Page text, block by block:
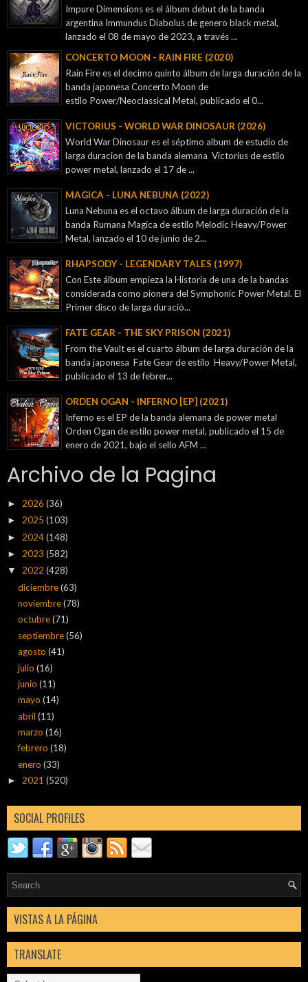
Impure Dimensions es el álbum debut de la banda
argentina Immundus Diabolus de genero black metal,
lanzado el 08 de mayo de 2023, a través ...
CONCERTO MOON - RAIN FIRE (2020)
Rain Fire es el decimo quinto álbum de larga duración de la
banda japonesa Concerto Moon de
estilo Power/Neoclassical Metal, publicado el 0...
VICTORIUS - WORLD WAR DINOSAUR (2026)
World War Dinosaur es el séptimo album de estudio de
larga duracion de la banda alemana Victorius de estilo
power metal, lanzado el 17 de ...
MAGICA - LUNA NEBUNA (2022)
Luna Nebuna es el octavo álbum de larga duración de la
banda Rumana Magica de estilo Melodic Heavy/Power
Metal, lanzado el 10 de junio de 2...
RHAPSODY - LEGENDARY TALES (1997)
Con Este álbum empieza la Historia de una de la bandas
considerada como pionera del Symphonic Power Metal. El
Primer disco de larga duració...
FATE GEAR - THE SKY PRISON (2021)
From the Vault es el cuarto álbum de larga duración de la
banda japonesa Fate Gear de estilo Heavy/Power Metal,
publicado el 13 de febrer...
ORDEN OGAN - INFERNO [EP] (2021)
Inferno es el EP de la banda alemana de power metal
Orden Ogan de estilo power metal, publicado el 15 de
enero de 2021, bajo el sello AFM ...
Archivo de la Pagina
► 2026 (36)
► 2025 (103)
► 2024(148)
► 2023 (582)
▼ 2022 (428)
diciembre(63)
noviembre(78)
octubre(71)
septiembre(56)
agosto(41)
julio(16)
junio(11)
mayo(14)
abril(11)
marzo(16)
febrero(18)
enero(33)
► 2021 (520)
SOCIAL PROFILES
VISTAS A LA PÁGINA
TRANSLATE